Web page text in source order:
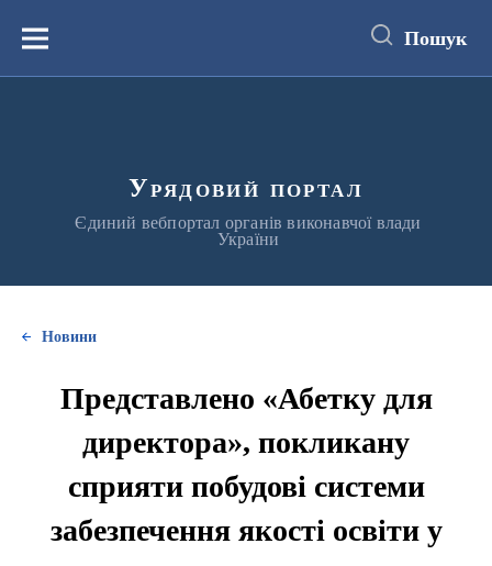
вмістуМеню Пошук
Урядовий портал
Єдиний вебпортал органів виконавчої влади
України
Новини
Представлено «Абетку для
директора», покликану
сприяти побудові системи
забезпечення якості освіти у